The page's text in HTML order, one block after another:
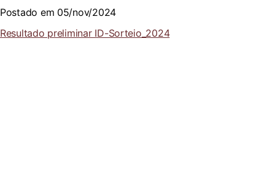
Postado em 05/nov/2024
Resultado preliminar ID-Sorteio_2024